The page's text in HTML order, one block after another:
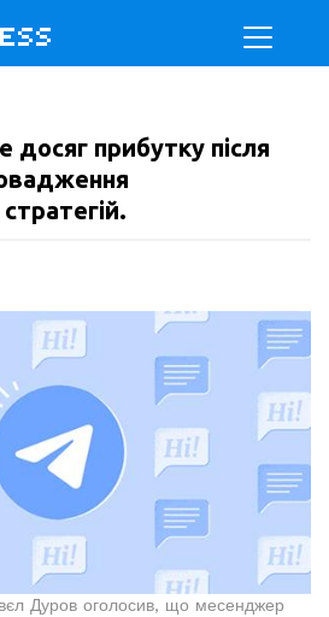
прибутку після
Дуров оголосив, що месенджер